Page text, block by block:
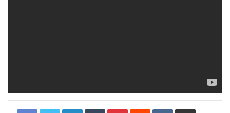
LinkedInTumblr PinterestReddit VKontakteShare via Email